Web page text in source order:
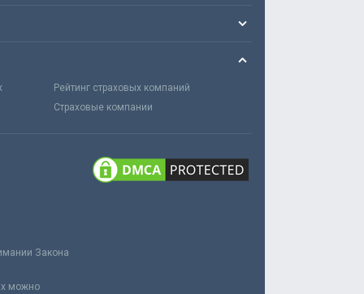
Рейтинг страховых компаний
Страховые компании
Закона
можно